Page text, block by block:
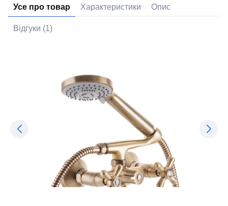
Усе про товар Характеристики Опис
Відгуки (1)